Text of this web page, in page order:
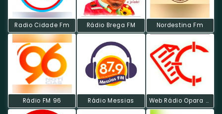
Radio Cidade Fm Rádio Brega FM Nordestina Fm
Rádio FM 96 Rádio Messias Web Rádio Opara News